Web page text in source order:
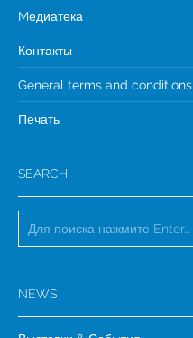
Mедиатека
Контакты
General terms and conditions
Печать
SEARCH
NEWS